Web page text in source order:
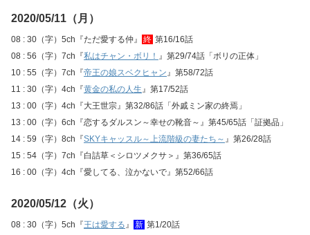
2020/05/11（月）
08 : 30（字）5ch『ただ愛する仲』 終 第16/16話
08 : 56（字）7ch『私はチャン・ボリ！ 』第29/74話「ボリの正体」
10 : 55（字）7ch『帝王の娘スベクヒャン』第58/72話
11 : 30（字）4ch『黄金の私の人生』第17/52話
13 : 00（字）4ch『大王世宗』第32/86話「外戚ミン家の終焉」
13 : 00（字）6ch『恋するダルスン～幸せの靴音～』第45/65話「証拠品」
14 : 59（字）8ch『SKYキャッスル～上流階級の妻たち～ 』第26/28話
15 : 54（字）7ch『白詰草＜シロツメクサ＞』第36/65話
16 : 00（字）4ch『愛してる、泣かないで』第52/66話
2020/05/12（火）
08 : 30（字）5ch『王は愛する』 新 第1/20話